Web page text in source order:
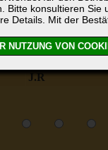
Bitte konsultieren Sie
Details. Mit der
Reede von
436
Keine
J.R